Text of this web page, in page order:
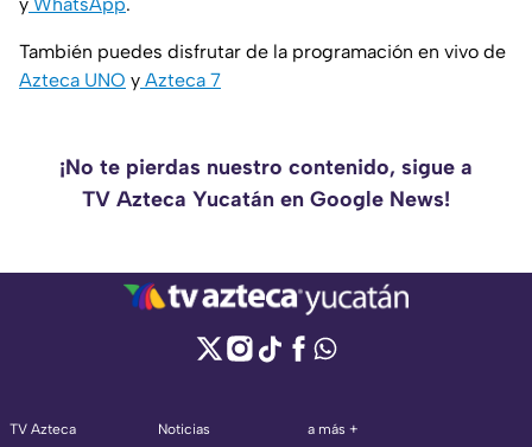
También puedes disfrutar de la programación en vivo de
Azteca UNO y Azteca 7
¡No te pierdas nuestro contenido, sigue a
TV Azteca Yucatán en Google News!
TV Azteca
Noticias
a más +